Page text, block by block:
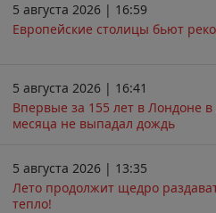
5 августа 2026 | 16:59
Европейские столицы бьют
5 августа 2026 | 16:41
Впервые за 155 лет в Лондоне в
месяца не выпадал дождь
5 августа 2026 | 13:35
Лето продолжит щедро
тепло!